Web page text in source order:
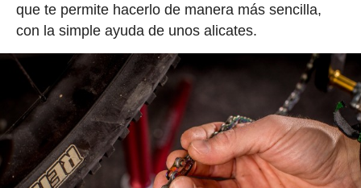
que te permite hacerlo de manera más sencilla,
con la simple ayuda de unos alicates.